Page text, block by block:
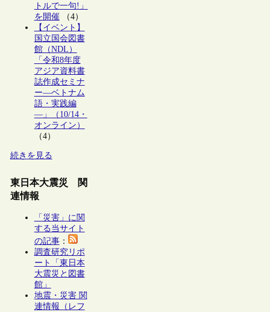
トルで一句!」
を開催（4）
【イベント】
国立国会図書
館（NDL）
「令和8年度
アジア資料書
誌作成セミナ
ー―ベトナム
語・実践編
―」（10/14・
オンライン）
（4）
続きを見る
東日本大震災 関
連情報
「災害」に関
する当サイト
の記事：
調査研究リポ
ート「東日本
大震災と図書
館」
地震・災害 関
連情報（レフ